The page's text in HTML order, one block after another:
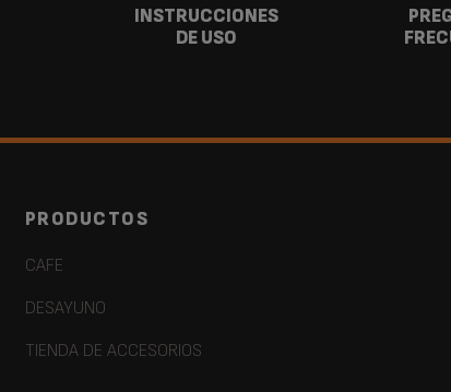
INSTRUCCIONES
DE USO
PRODUCTOS
CAFE
DESAYUNO
TIENDA DE ACCESORIOS